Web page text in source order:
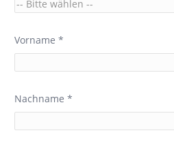
Vorname *
Nachname *